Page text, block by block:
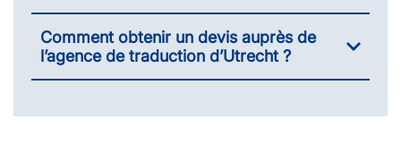
Comment obtenir un devis auprès de
l’agence de traduction d’Utrecht ?